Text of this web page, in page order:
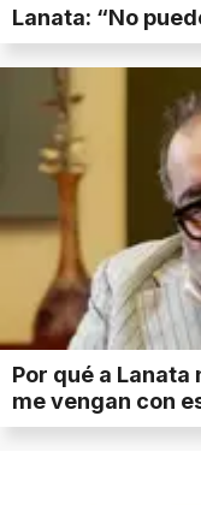
Lanata: “No
Por qué a
me vengan con